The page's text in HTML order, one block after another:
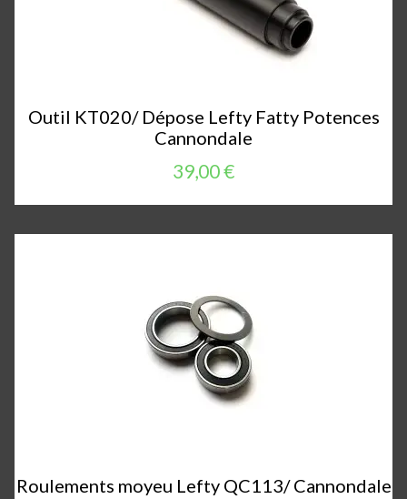
Outil KT020/ Dépose Lefty Fatty Potences
Cannondale
39,00 €
Roulements moyeu Lefty QC113/ Cannondale